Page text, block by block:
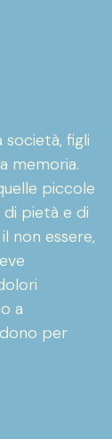
figli
memoria.
piccole
pietà e di
non essere,
a
per